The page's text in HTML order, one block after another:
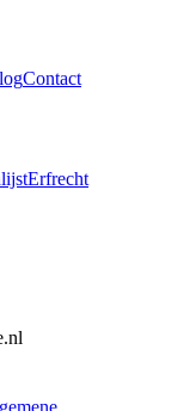
Contact
Erfrecht